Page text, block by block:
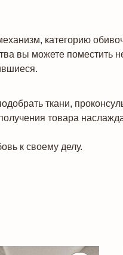
категорию
вы можете поместить
ткани,
товара
к своему делу.